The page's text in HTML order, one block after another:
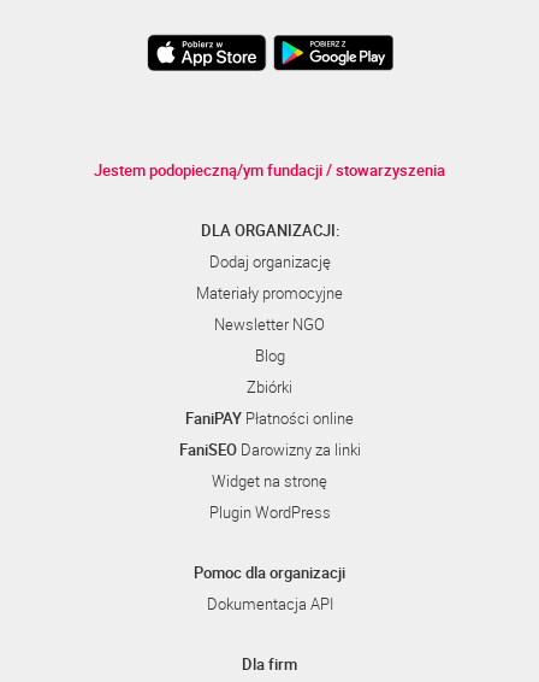
Jestem podopieczną/ym fundacji / stowarzyszenia
DLA ORGANIZACJI:
Dodaj organizację
Materiały promocyjne
Newsletter NGO
Blog
Zbiórki
FaniPAY Płatności online
FaniSEODarowizny za linki
Widget na stronę
Plugin WordPress
Pomoc dla organizacji
Dokumentacja API
Dla firm